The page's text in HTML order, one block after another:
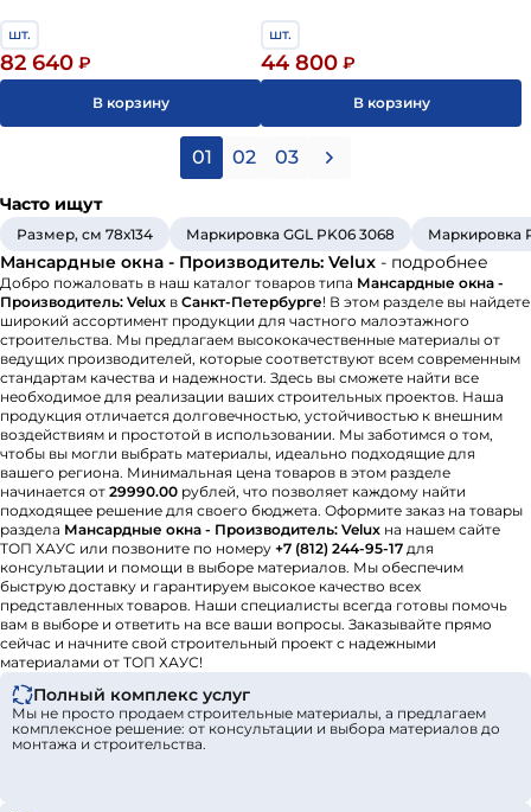
шт.
82 640 ₽
В корзину
шт.
44 800 ₽
В корзину
01 02 03
Часто ищут
Размер, см 78х134 Маркировка GGL PK06 3068 Маркировка
Мансардные окна - Производитель: Velux - подробнее
Добро пожаловать в наш каталог товаров типа Мансардные окна -
Производитель: Velux в Санкт-Петербурге! В этом разделе вы найдете
широкий ассортимент продукции для частного малоэтажного
строительства. Мы предлагаем высококачественные материалы от
ведущих производителей, которые соответствуют всем современным
стандартам качества и надежности. Здесь вы сможете найти все
необходимое для реализации ваших строительных проектов. Наша
продукция отличается долговечностью, устойчивостью к внешним
воздействиям и простотой в использовании. Мы заботимся о том,
чтобы вы могли выбрать материалы, идеально подходящие для
вашего региона. Минимальная цена товаров в этом разделе
начинается от 29990.00 рублей, что позволяет каждому найти
подходящее решение для своего бюджета. Оформите заказ на товары
раздела Мансардные окна - Производитель: Velux на нашем сайте
ТОП ХАУС или позвоните по номеру +7 (812) 244-95-17 для
консультации и помощи в выборе материалов. Мы обеспечим
быструю доставку и гарантируем высокое качество всех
представленных товаров. Наши специалисты всегда готовы помочь
вам в выборе и ответить на все ваши вопросы. Заказывайте прямо
сейчас и начните свой строительный проект с надежными
материалами от ТОП ХАУС!
Полный комплекс услуг
Мы не просто продаем строительные материалы, а предлагаем
комплексное решение: от консультации и выбора материалов до
монтажа и строительства.